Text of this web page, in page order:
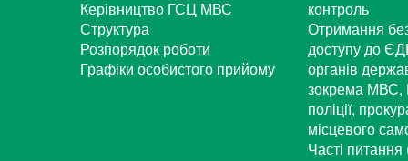
Керівництво ГСЦ МВС
Структура
Розпорядок роботи
Графіки особистого прийому
контроль
Отримання
доступу до
органів
зокрема МВС,
поліції,
місцевого
Часті питання